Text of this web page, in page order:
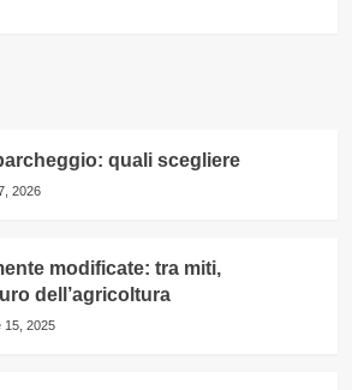
quali scegliere
2026
modificate: tra miti,
dell’agricoltura
15, 2025